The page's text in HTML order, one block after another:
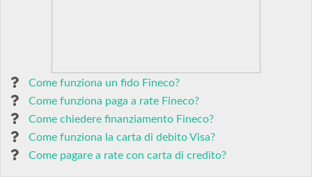
Come funziona un fido Fineco?
Come funziona paga a rate Fineco?
Come chiedere finanziamento Fineco?
Come funziona la carta di debito Visa?
Come pagare a rate con carta di credito?